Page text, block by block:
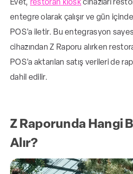
Evet, restoran kioskcihazları
entegre olarak çalışır ve gün
POS’a iletir. Bu entegrasyon
cihazından Z Raporu alırken
POS’a aktarılan satış verileri de
dahil edilir.
Z Raporunda Hangi
Alır?